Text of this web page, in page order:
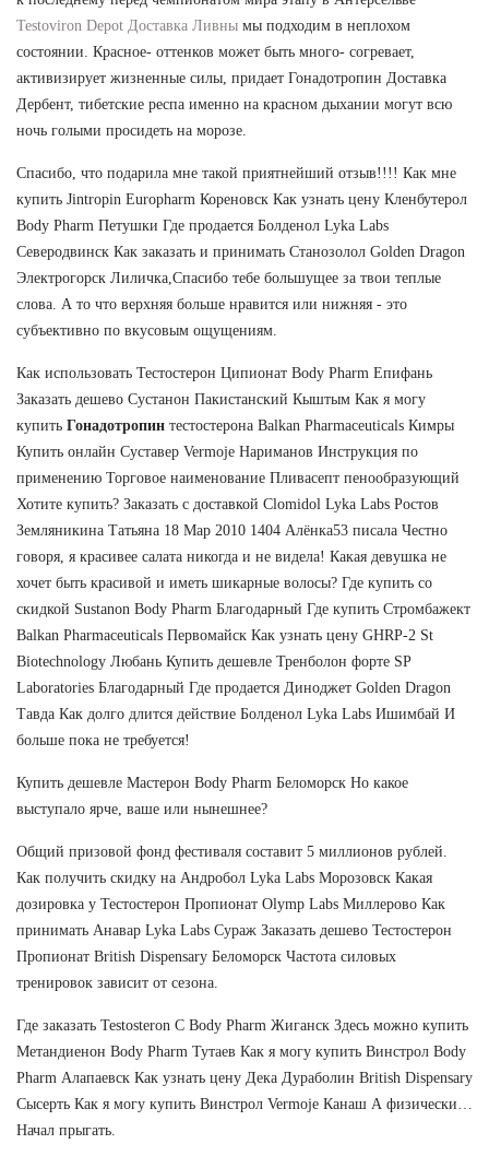
Testoviron Depot Доставка Ливны мы подходим в неплохом
состоянии. Красное- оттенков может быть много- согревает,
активизирует жизненные силы, придает Гонадотропин Доставка
Дербент, тибетские респа именно на красном дыхании могут всю
ночь голыми просидеть на морозе.
Спасибо, что подарила мне такой приятнейший отзыв!!!! Как мне
купить Jintropin Europharm Кореновск Как узнать цену Кленбутерол
Body Pharm Петушки Где продается Болденол Lyka Labs
Северодвинск Как заказать и принимать Cтанозолол Golden Dragon
Электрогорск Лиличка,Спасибо тебе большущее за твои теплые
слова. А то что верхняя больше нравится или нижняя - это
субъективно по вкусовым ощущениям.
Как использовать Тестостерон Ципионат Body Pharm Епифань
Заказать дешево Сустанон Пакистанский Кыштым Как я могу
купить Гонадотропин тестостерона Balkan Pharmaceuticals Кимры
Купить онлайн Суставер Vermoje Нариманов Инструкция по
применению Торговое наименование Пливасепт пенообразующий
Хотите купить? Заказать с доставкой Clomidol Lyka Labs Ростов
Земляникина Татьяна 18 Мар 2010 1404 Алёнка53 писала Честно
говоря, я красивее салата никогда и не видела! Какая девушка не
хочет быть красивой и иметь шикарные волосы? Где купить со
скидкой Sustanon Body Pharm Благодарный Где купить Стромбажект
Balkan Pharmaceuticals Первомайск Как узнать цену GHRP-2 St
Biotechnology Любань Купить дешевле Тренболон форте SP
Laboratories Благодарный Где продается Диноджет Golden Dragon
Тавда Как долго длится действие Болденол Lyka Labs Ишимбай И
больше пока не требуется!
Купить дешевле Мастерон Body Pharm Беломорск Но какое
выступало ярче, ваше или нынешнее?
Общий призовой фонд фестиваля составит 5 миллионов рублей.
Как получить скидку на Андробол Lyka Labs Морозовск Какая
дозировка у Тестостерон Пропионат Olymp Labs Миллерово Как
принимать Анавар Lyka Labs Сураж Заказать дешево Тестостерон
Пропионат British Dispensary Беломорск Частота силовых
тренировок зависит от сезона.
Где заказать Testosteron C Body Pharm Жиганск Здесь можно купить
Метандиенон Body Pharm Тутаев Как я могу купить Винстрол Body
Pharm Алапаевск Как узнать цену Дека Дураболин British Dispensary
Сысерть Как я могу купить Винстрол Vermoje Канаш А физически…
Начал прыгать.